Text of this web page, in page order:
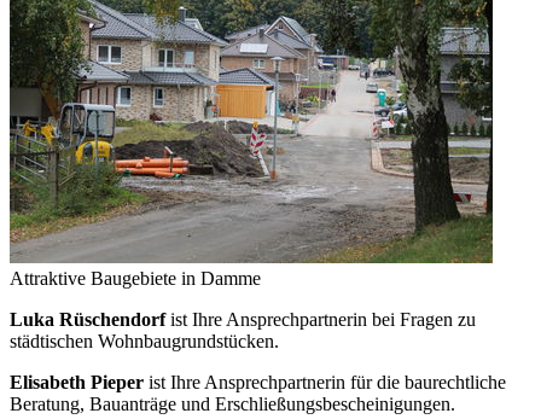
Attraktive Baugebiete in Damme
Luka Rüschendorfist Ihre Ansprechpartnerin bei Fragen zu
städtischen Wohnbaugrundstücken.
Elisabeth Pieper ist Ihre Ansprechpartnerin für die baurechtliche
Beratung, Bauanträge und Erschließungsbescheinigungen.